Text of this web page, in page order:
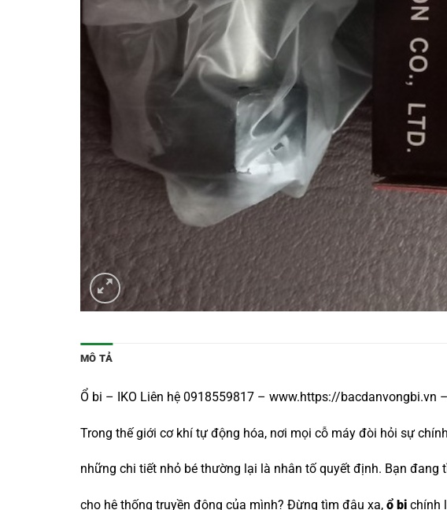
MÔ TẢ
Ổ bi – IKO Liên hệ 0918559817 – www.https://bacdanvongbi.vn
Trong thế giới cơ khí tự động hóa, nơi mọi cỗ máy đòi hỏi sự
những chi tiết nhỏ bé thường lại là nhân tố quyết định. Bạn đang
cho hệ thống truyền động của mình? Đừng tìm đâu xa, ổ bi chính